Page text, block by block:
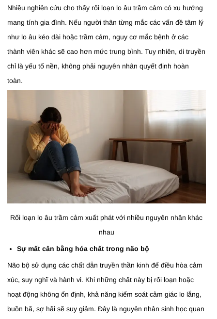
Nhiều nghiên cứu cho thấy rối loạn lo âu trầm cảm có xu hướng
mang tính gia đình. Nếu người thân từng mắc các vấn đề tâm lý
như lo âu kéo dài hoặc trầm cảm, nguy cơ mắc bệnh ở các
thành viên khác sẽ cao hơn mức trung bình. Tuy nhiên, di truyền
chỉ là yếu tố nền, không phải nguyên nhân quyết định hoàn
toàn.
Rối loạn lo âu trầm cảm xuất phát với nhiều nguyên nhân khác
nhau
Sự mất cân bằng hóa chất trong não bộ
Não bộ sử dụng các chất dẫn truyền thần kinh để điều hòa cảm
xúc, suy nghĩ và hành vi. Khi những chất này bị rối loạn hoặc
hoạt động không ổn định, khả năng kiểm soát cảm giác lo lắng,
buồn bã, sợ hãi sẽ suy giảm. Đây là nguyên nhân sinh học quan